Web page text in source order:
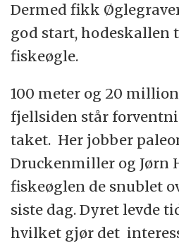
Dermed fikk
god start, hodeskallen
fiskeøgle.
100 meter og 20
fjellsiden står
taket. Her jobber
Druckenmiller og Jørn
fiskeøglen de snublet
siste dag. Dyret levde
hvilket gjør det